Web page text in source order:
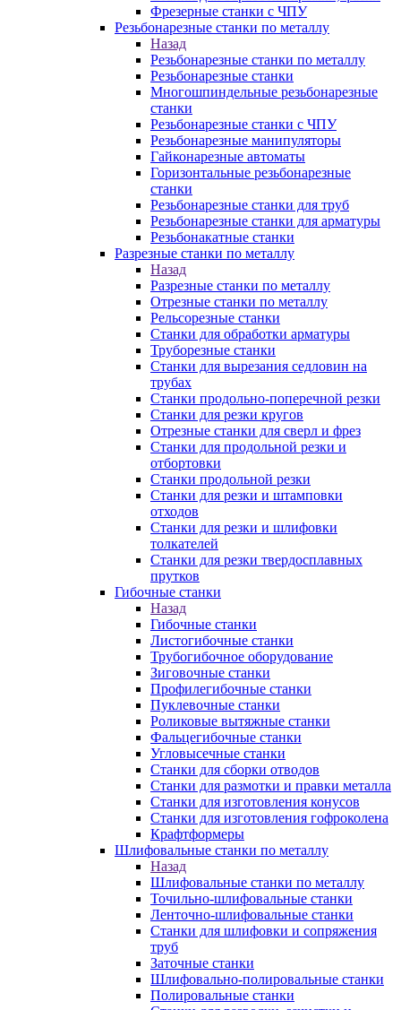
Фрезерные станки с ЧПУ
Резьбонарезные станки по металлу
Назад
Резьбонарезные станки по металлу
Резьбонарезные станки
Многошпиндельные резьбонарезные
станки
Резьбонарезные станки с ЧПУ
Резьбонарезные манипуляторы
Гайконарезные автоматы
Горизонтальные резьбонарезные
станки
Резьбонарезные станки для труб
Резьбонарезные станки для арматуры
Резьбонакатные станки
Разрезные станки по металлу
Назад
Разрезные станки по металлу
Отрезные станки по металлу
Рельсорезные станки
Станки для обработки арматуры
Труборезные станки
Станки для вырезания седловин на
трубаx
Станки продольно-поперечной резки
Станки для резки кругов
Отрезные станки для сверл и фрез
Станки для продольной резки и
отбортовки
Станки продольной резки
Станки для резки и штамповки
отходов
Станки для резки и шлифовки
толкателей
Станки для резки твердосплавных
прутков
Гибочные станки
Назад
Гибочные станки
Листогибочные станки
Трубогибочное оборудование
Зиговочные станки
Профилегибочные станки
Пуклевочные станки
Роликовые вытяжные станки
Фальцегибочные станки
Угловысечные станки
Станки для сборки отводов
Станки для размотки и правки металла
Станки для изготовления конусов
Станки для изготовления гофроколена
Крафтформеры
Шлифовальные станки по металлу
Назад
Шлифовальные станки по металлу
Точильно-шлифовальные станки
Ленточно-шлифовальные станки
Станки для шлифовки и сопряжения
труб
Заточные станки
Шлифовально-полировальные станки
Полировальные станки